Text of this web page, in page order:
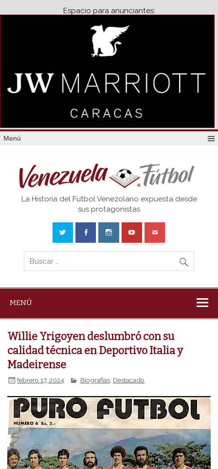
Espacio para anunciantes:
Menú
Venezuela
La Historia del Futbol Venezolano expuesta desde
sus protagonistas
MENÚ
Willie Yrigoyen deslumbró con su
calidad técnica en Deportivo Italia y
Madeirense
febrero 17, 2024 Biografías Destacado